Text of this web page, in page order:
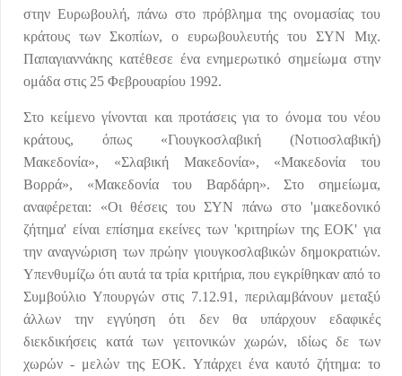
στην Ευρωβουλή, πάνω στο πρόβλημα της ονομασίας του
κράτους των Σκοπίων, ο ευρωβουλευτής του ΣΥΝ Μιχ.
Παπαγιαννάκης κατέθεσε ένα ενημερωτικό σημείωμα στην
ομάδα στις 25 Φεβρουαρίου 1992.
Στο κείμενο γίνονται και προτάσεις για το όνομα του νέου
κράτους, όπως «Γιουγκοσλαβική (Νοτιοσλαβική)
Μακεδονία», «Σλαβική Μακεδονία», «Μακεδονία του
Βορρά», «Μακεδονία του Βαρδάρη». Στο σημείωμα,
αναφέρεται: «Οι θέσεις του ΣΥΝ πάνω στο 'μακεδονικό
ζήτημα' είναι επίσημα εκείνες των 'κριτηρίων της ΕΟΚ' για
την αναγνώριση των πρώην γιουγκοσλαβικών δημοκρατιών.
Υπενθυμίζω ότι αυτά τα τρία κριτήρια, που εγκρίθηκαν από το
Συμβούλιο Υπουργών στις 7.12.91, περιλαμβάνουν μεταξύ
άλλων την εγγύηση ότι δεν θα υπάρχουν εδαφικές
διεκδικήσεις κατά των γειτονικών χωρών, ιδίως δε των
χωρών - μελών της ΕΟΚ. Υπάρχει ένα καυτό ζήτημα: το